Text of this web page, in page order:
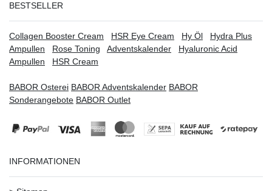
BESTSELLER
Collagen Booster Cream HSR Eye Cream Hy Öl
Hydra Plus
Ampullen
Rose Toning Adventskalender
Hyaluronic Acid
Ampullen
HSR Cream
BABOR Osterei BABOR Adventskalender BABOR
Sonderangebote BABOR Outlet
INFORMATIONEN